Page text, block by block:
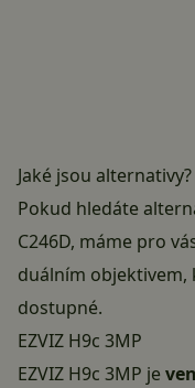
Jaké jsou alternativy?
Pokud hledáte
C246D, máme pro
duálním objektivem,
dostupné.
EZVIZ H9c 3MP
EZVIZ H9c 3MP je